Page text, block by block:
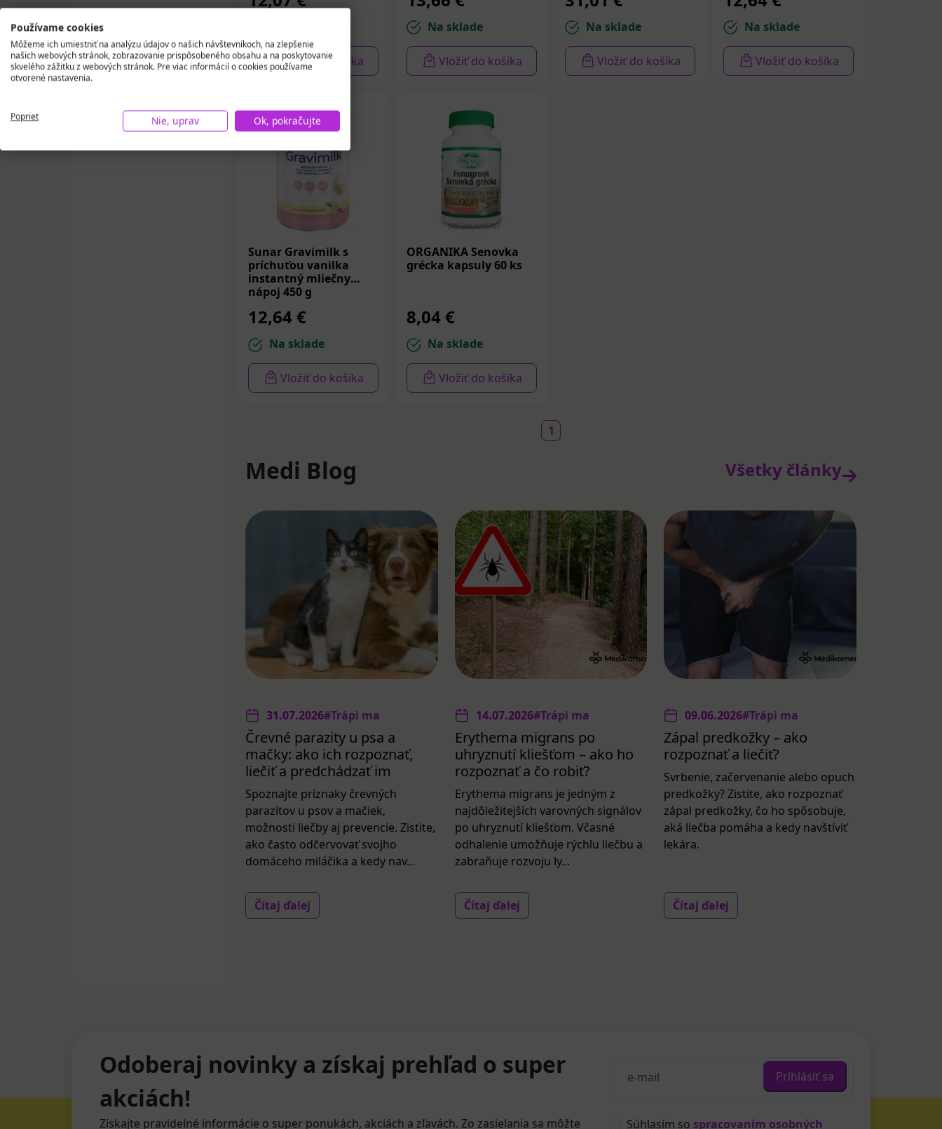
Vložiť do košíka
Na sklade
Vložiť do košíka
Na sklade
Vložiť do košíka
Na sklade
Vložiť do košíka
Sunar Gravimilk s
príchuťou vanilka
instantný mliečny
nápoj 450 g
12,64 €
Na sklade
Vložiť do košíka
ORGANIKA Senovka
grécka kapsuly 60 ks
8,04 €
Na sklade
Vložiť do košíka
1
Medi Blog Všetky články
31.07.2026#Trápi ma
Črevné parazity u psa a
mačky: ako ich rozpoznať,
liečiť a predchádzať im
Spoznajte príznaky črevných
parazitov u psov a mačiek,
možnosti liečby aj prevencie. Zistite,
ako často odčervovať svojho
domáceho miláčika a kedy nav...
Čítaj ďalej
14.07.2026#Trápi ma
Erythema migrans po
uhryznutí kliešťom – ako ho
rozpoznať a čo robiť?
Erythema migrans je jedným z
najdôležitejších varovných signálov
po uhryznutí kliešťom. Včasné
odhalenie umožňuje rýchlu liečbu a
zabraňuje rozvoju ly...
Čítaj ďalej
09.06.2026#Trápi ma
Zápal predkožky – ako
rozpoznať a liečiť?
Svrbenie, začervenanie alebo opuch
predkožky? Zistite, ako rozpoznať
zápal predkožky, čo ho spôsobuje,
aká liečba pomáha a kedy navštíviť
lekára.
Čítaj ďalej
Odoberaj novinky a získaj prehľad o super
akciách!
Získajte pravidelné informácie o super ponukách, akciách a zľavách. Zo zasielania sa môžte
Prihlásiť sa
Súhlasím so spracovaním osobných
Používame cookies
Môžeme ich umiestniť na analýzu údajov o našich návštevníkoch, na zlepšenie
našich webových stránok, zobrazovanie prispôsobeného obsahu a na poskytovanie
skvelého zážitku z webových stránok. Pre viac informácií o cookies používame
otvorené nastavenia.
Poprieť Nie, uprav Ok, pokračujte